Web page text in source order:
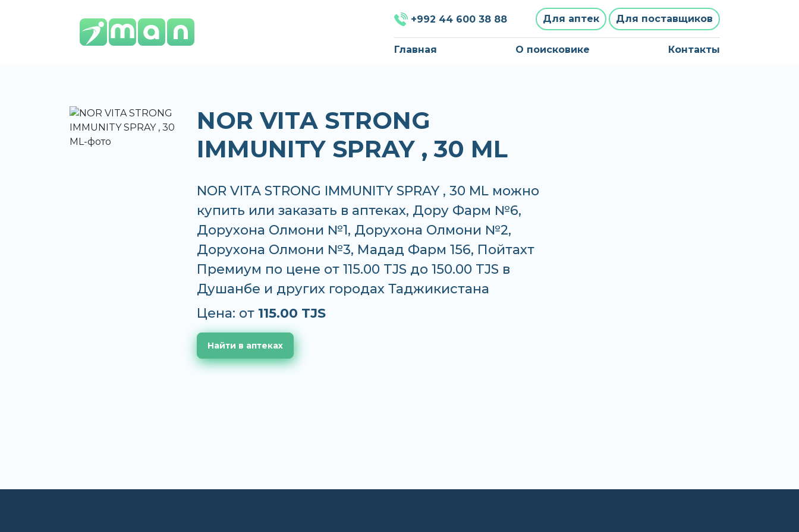
+992 44 600 38 88 Для аптек Для поставщиков
Главная О поисковике Контакты
NOR VITA STRONG
IMMUNITY SPRAY , 30 ML
NOR VITA STRONG IMMUNITY SPRAY , 30 ML можно
купить или заказать в аптеках, Дору Фарм №6,
Дорухона Олмони №1, Дорухона Олмони №2,
Дорухона Олмони №3, Мадад Фарм 156, Пойтахт
Премиум по цене от 115.00 TJS до 150.00 TJS в
Душанбе и других городах Таджикистана
Цена: от 115.00 TJS
Найти в аптеках